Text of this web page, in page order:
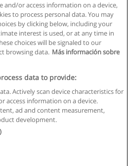
informação
de uso
de dados
com Educaedu
S.L. - CIF : B-95610580: -
and/or access information on a device,
to process personal data. You may
by clicking below, including your
interest is used, or at any time in
choices will be signaled to our
browsing data. Más información sobre
data to provide:
Actively scan device characteristics for
access information on a device.
ad and content measurement,
development.